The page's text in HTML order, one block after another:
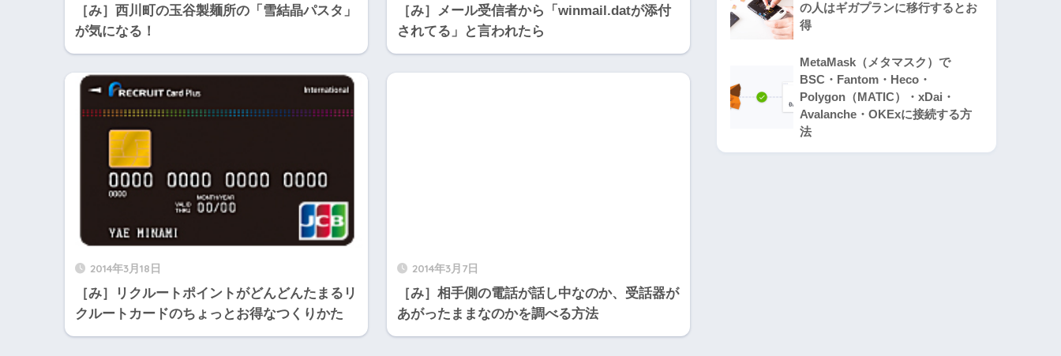
［み］西川町の玉谷製麺所の「雪結晶パスタ」
が気になる！
［み］メール受信者から「winmail.datが添付
されてる」と言われたら
2014年3月18日
［み］リクルートポイントがどんどんたまるリ
クルートカードのちょっとお得なつくりかた
2014年3月7日
［み］相手側の電話が話し中なのか、受話器が
あがったままなのかを調べる方法
の人はギガプランに移行するとお
得
MetaMask（メタマスク）で
BSC・Fantom・Heco・
Polygon（MATIC）・xDai・
Avalanche・OKExに接続する方
法